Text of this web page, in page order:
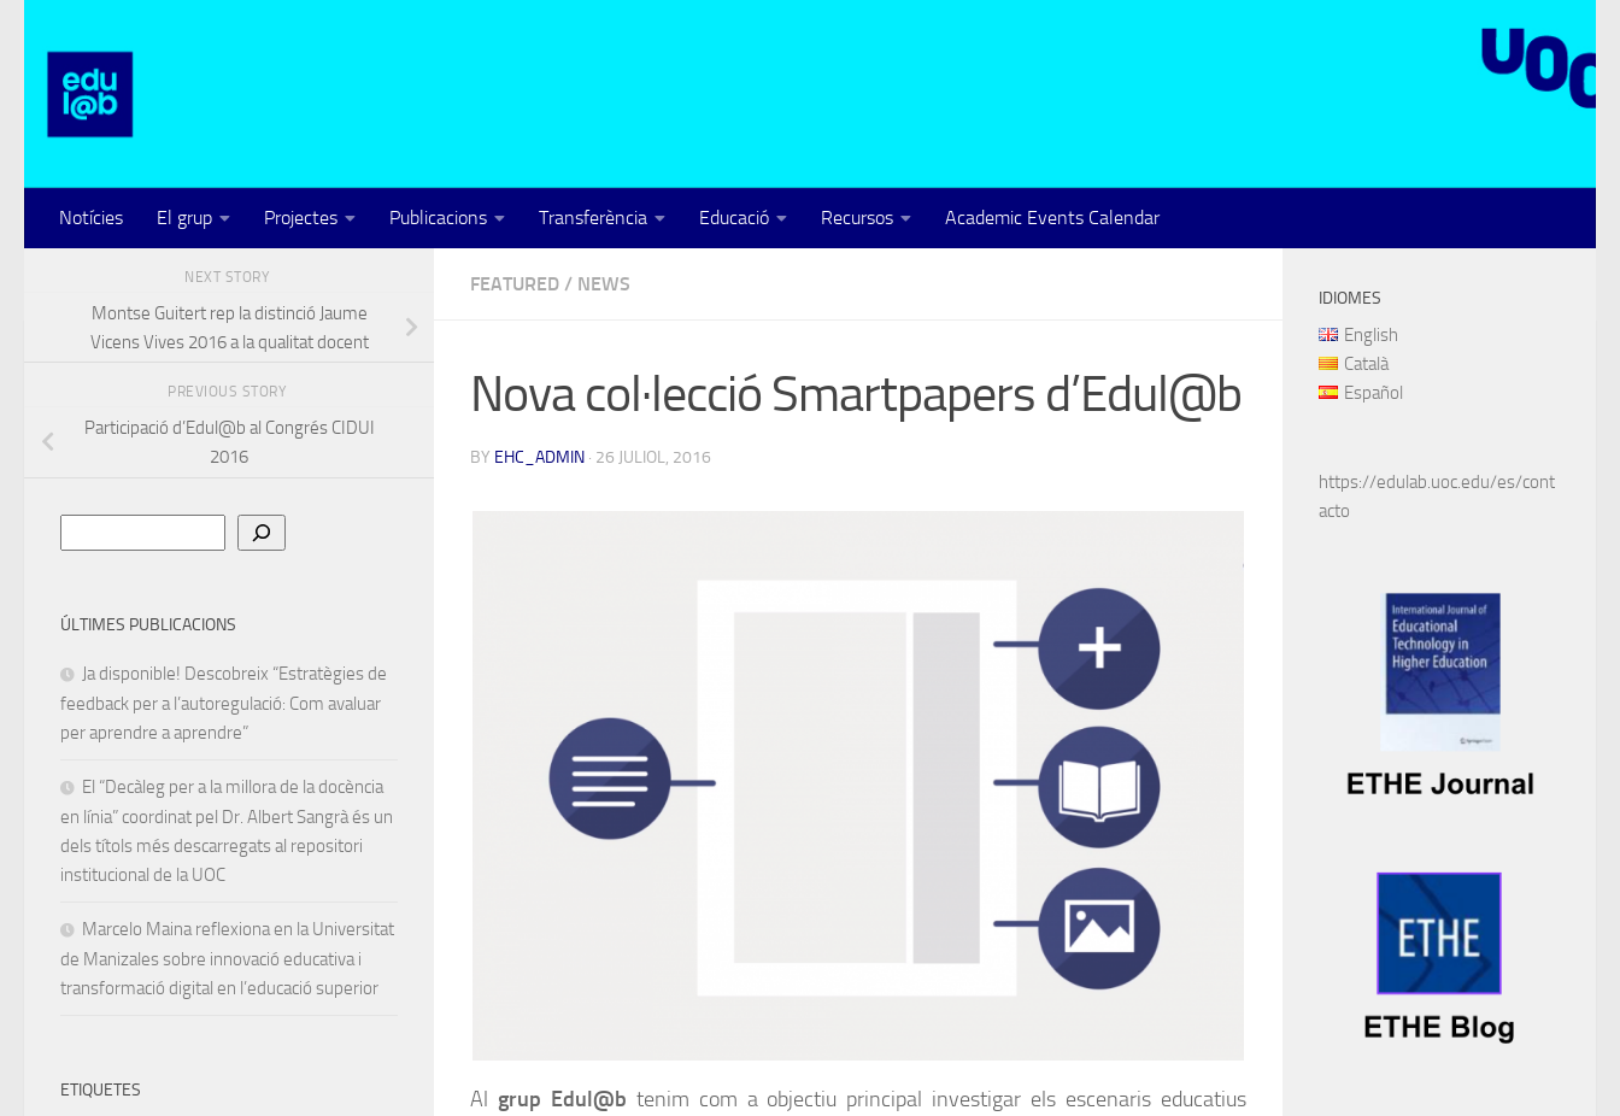
Notícies El grup Projectes Publicacions Transferència Educació Recursos Academic Events Calendar
FEATURED / NEWS
Nova col·lecció Smartpapers d’Edul@b
BY EHC_ADMIN · 26 JULIOL, 2016
Al grup Edul@b tenim com a objectiu principal investigar els escenaris educatius
NEXT STORY
Montse Guitert rep la distinció Jaume
Vicens Vives 2016 a la qualitat docent
PREVIOUS STORY
Participació d’Edul@b al Congrés CIDUI
2016
ÚLTIMES PUBLICACIONS
Ja disponible! Descobreix “Estratègies de
feedback per a l’autoregulació: Com avaluar
per aprendre a aprendre”
El “Decàleg per a la millora de la docència
en línia” coordinat pel Dr. Albert Sangrà és un
dels títols més descarregats al repositori
institucional de la UOC
Marcelo Maina reflexiona en la Universitat
de Manizales sobre innovació educativa i
transformació digital en l’educació superior
ETIQUETES
IDIOMES
English
Català
Español
https://edulab.uoc.edu/es/cont
acto